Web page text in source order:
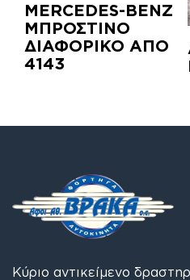
MERCEDES-BENZ
ΜΠΡΟΣΤΙΝΟ
ΔΙΑΦΟΡΙΚΟ ΑΠΟ
4143
Κύριο αντικείμενο